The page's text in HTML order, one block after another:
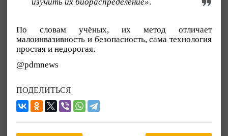
По словам учёных, их метод отличает
малоинвазивность и безопасность, сама технология
простая и недорогая.
@pdmnews
ПОДЕЛИТЬСЯ